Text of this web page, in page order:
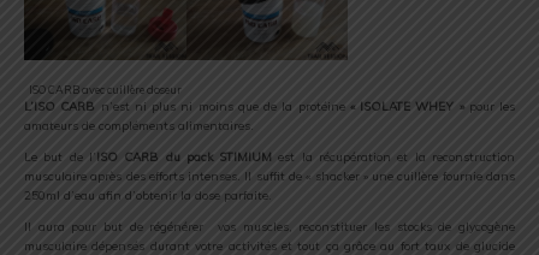
ISO CARB avec cuillère doseur
L’ISO CARB n’est ni plus ni moins que de la protéine « ISOLATE WHEY » pour les
amateurs de compléments alimentaires.
Le but de l’ISO CARB du pack STIMIUM est la récupération et la reconstruction
musculaire après des efforts intenses. Il suffit de « shacker » une cuillère fournie dans
250ml d’eau afin d’obtenir la dose parfaite.
Il aura pour but de régénérer vos muscles, reconstituer les stocks de glycogène
musculaire dépensés durant votre activités et tout ça grâce au fort taux de glucide